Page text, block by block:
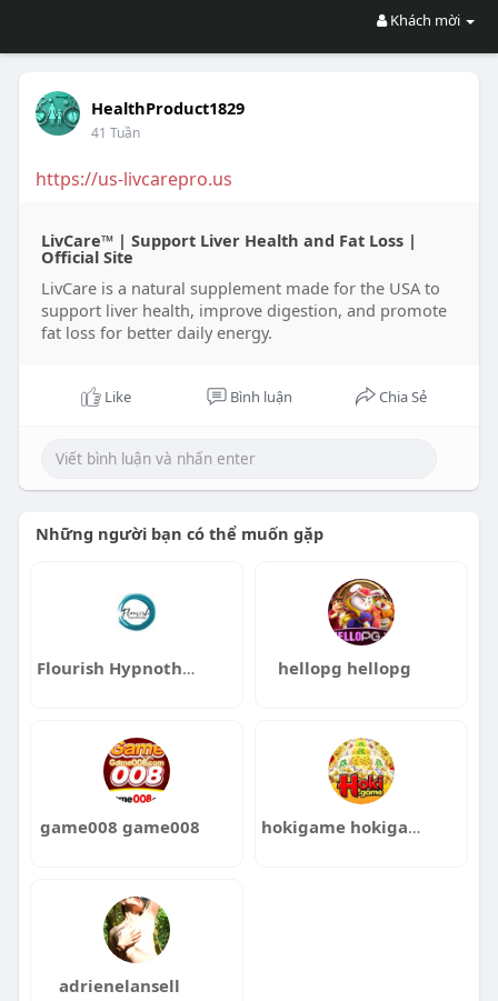
Khách mời
HealthProduct1829
41 Tuần
https://us-livcarepro.us
LivCare™ | Support Liver Health and Fat Loss |
Official Site
LivCare is a natural supplement made for the USA to
support liver health, improve digestion, and promote
fat loss for better daily energy.
Like Bình luận Chia Sẻ
Những người bạn có thể muốn gặp
Flourish Hypnotherapy hellopg hellopg
game008 game008 hokigame hokigame
adrienelansell